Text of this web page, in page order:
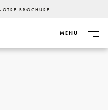
BROCHURE
MENU